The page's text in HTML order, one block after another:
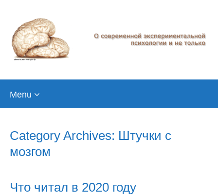
Menu
Category Archives: Штучки с
мозгом
Что читал в 2020 году